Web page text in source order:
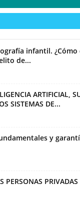
infantil.
de...
ARTIFICIAL,
SISTEMAS DE...
y
PERSONAS